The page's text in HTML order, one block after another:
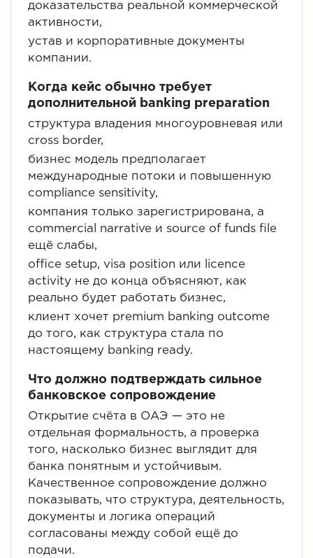
доказательства реальной коммерческой
активности,
устав и корпоративные документы
компании.
Когда кейс обычно требует
дополнительной banking preparation
структура владения многоуровневая или
cross border,
бизнес модель предполагает
международные потоки и повышенную
compliance sensitivity,
компания только зарегистрирована, а
commercial narrative и source of funds file
ещё слабы,
office setup, visa position или licence
activity не до конца объясняют, как
реально будет работать бизнес,
клиент хочет premium banking outcome
до того, как структура стала по
настоящему banking ready.
Что должно подтверждать сильное
банковское сопровождение
Открытие счёта в ОАЭ — это не
отдельная формальность, а проверка
того, насколько бизнес выглядит для
банка понятным и устойчивым.
Качественное сопровождение должно
показывать, что структура, деятельность,
документы и логика операций
согласованы между собой ещё до
подачи.